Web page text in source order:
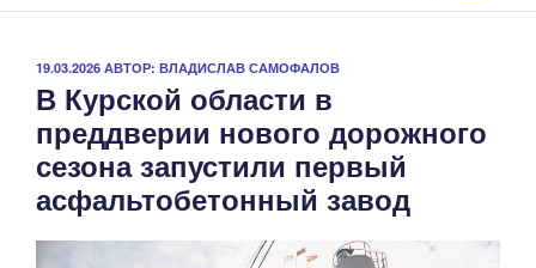
ОПУБЛИКОВАНО
19.03.2026 АВТОР: ВЛАДИСЛАВ САМОФАЛОВ
В Курской области в
преддверии нового дорожного
сезона запустили первый
асфальтобетонный завод